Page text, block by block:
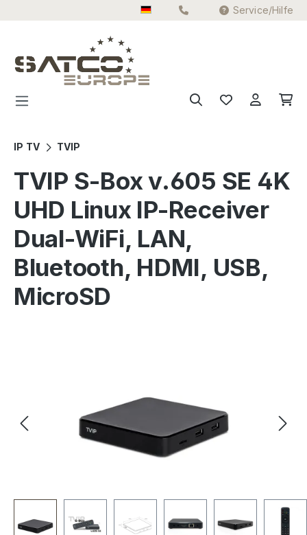
Zum Hauptinhalt springen Service/Hilfe
IP TV TVIP
TVIP S-Box v.605 SE 4K
UHD Linux IP-Receiver
Dual-WiFi, LAN,
Bluetooth, HDMI, USB,
MicroSD